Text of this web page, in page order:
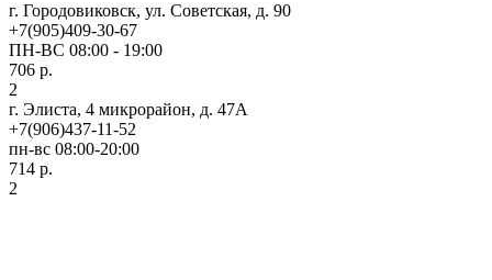
г. Городовиковск, ул. Советская, д. 90
+7(905)409-30-67
ПН-ВС 08:00 - 19:00
706 р.
2
г. Элиста, 4 микрорайон, д. 47А
+7(906)437-11-52
пн-вс 08:00-20:00
714 р.
2